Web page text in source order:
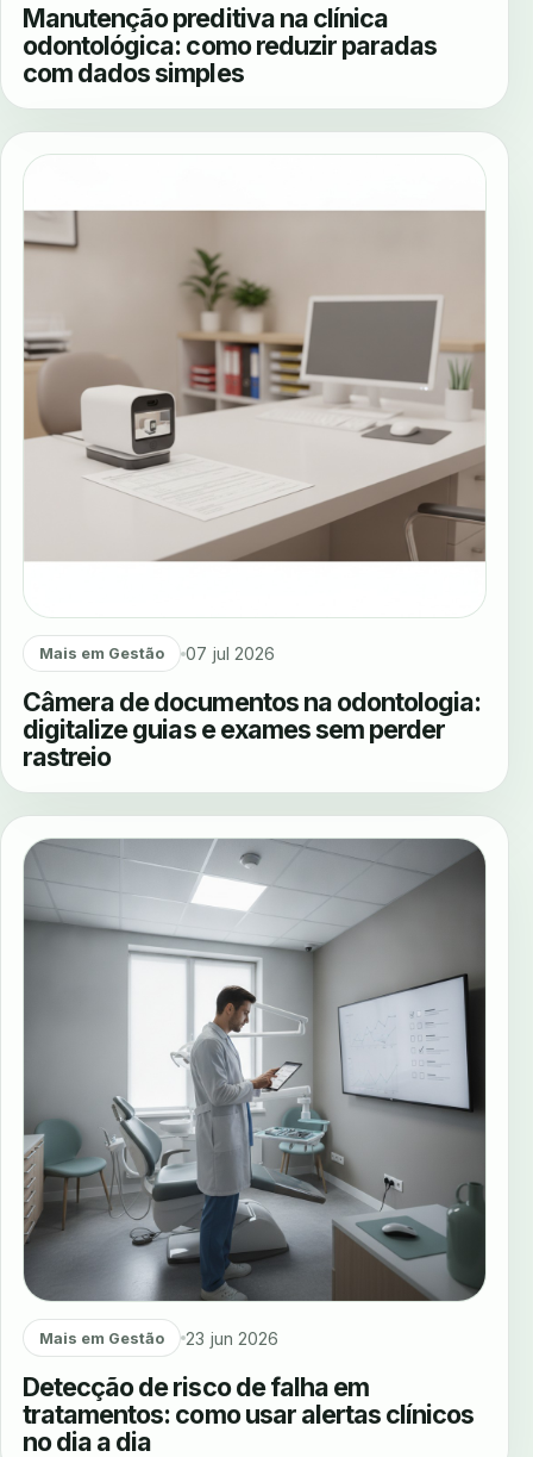
Manutenção preditiva na clínica
odontológica: como reduzir paradas
com dados simples
Mais em Gestão 07 jul 2026
Câmera de documentos na odontologia:
digitalize guias e exames sem perder
rastreio
Mais em Gestão 23 jun 2026
Detecção de risco de falha em
tratamentos: como usar alertas clínicos
no dia a dia